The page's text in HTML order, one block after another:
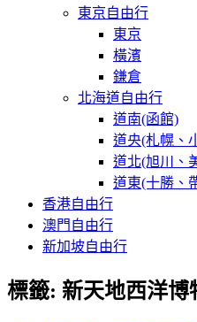
東京自由行
東京
橫濱
鎌倉
北海道自由行
道南(函館)
道央(札幌、
道北(旭川、
道東(十勝、
香港自由行
澳門自由行
新加坡自由行
標籤: 新天地西洋博